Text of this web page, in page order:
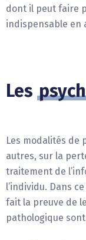
dont il peut faire
indispensable en
Les
Les modalités de
autres, sur la
traitement de
l’individu. Dans
fait la preuve de
pathologique sont